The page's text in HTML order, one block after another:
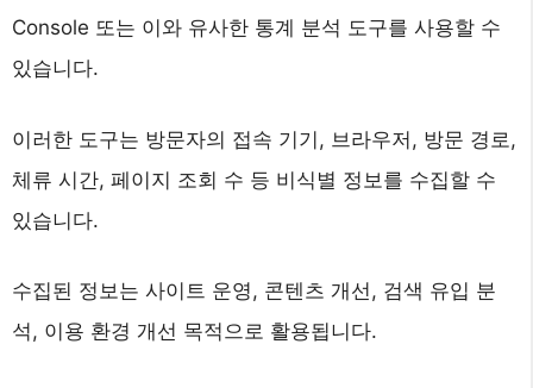
Console 또는 이와 유사한 통계 분석 도구를 사용할 수
있습니다.
이러한 도구는 방문자의 접속 기기, 브라우저, 방문 경로,
체류 시간, 페이지 조회 수 등 비식별 정보를 수집할 수
있습니다.
수집된 정보는 사이트 운영, 콘텐츠 개선, 검색 유입 분
석, 이용 환경 개선 목적으로 활용됩니다.